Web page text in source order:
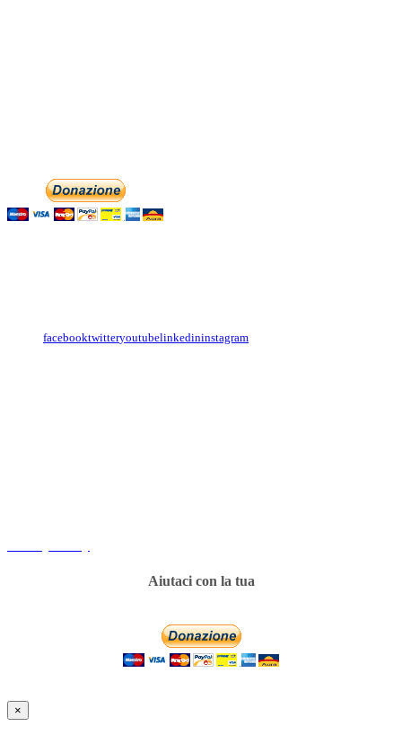
facebooktwitteryoutubelinkedininstagram
Aiutaci con la tua
×